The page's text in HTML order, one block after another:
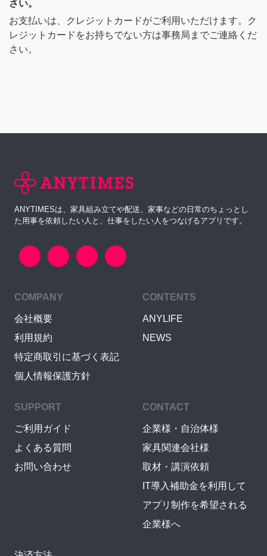
さい。
お支払いは、クレジットカードがご利用いただけます。ク
レジットカードをお持ちでない方は事務局までご連絡くだ
さい。
ANYTIMESは、家具組み立てや配送、家事などの日常のちょっとし
た用事を依頼したい人と、仕事をしたい人をつなげるアプリです。
COMPANY
会社概要
利用規約
特定商取引に基づく表記
個人情報保護方針
CONTENTS
ANYLIFE
NEWS
SUPPORT
ご利用ガイド
よくある質問
お問い合わせ
CONTACT
企業様・自治体様
家具関連会社様
取材・講演依頼
IT導入補助金を利用して
アプリ制作を希望される
企業様へ